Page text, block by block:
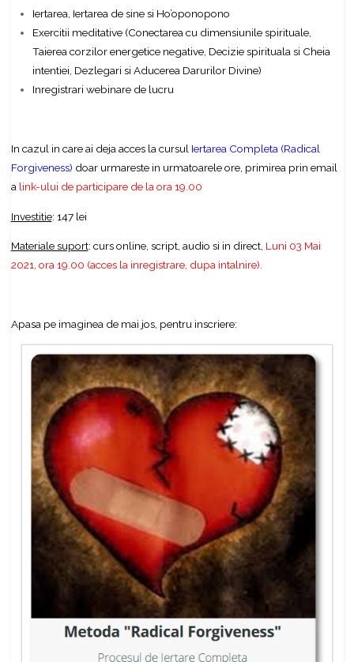
Iertarea, Iertarea de sine si Ho’oponopono
Exercitii meditative (Conectarea cu dimensiunile spirituale,
Taierea corzilor energetice negative, Decizie spirituala si Cheia
intentiei, Dezlegari si Aducerea Darurilor Divine)
Inregistrari webinare de lucru
In cazul in care ai deja acces la cursul Iertarea Completa (Radical
Forgiveness) doar urmareste in urmatoarele ore, primirea prin email
a link-ului de participare de la ora 19.00
Investitie: 147 lei
Materiale suport: curs online, script, audio si in direct, Luni 03 Mai
2021, ora 19.00 (acces la inregistrare, dupa intalnire).
Apasa pe imaginea de mai jos, pentru inscriere: